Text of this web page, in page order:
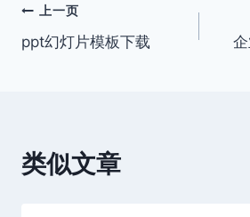
文
章
上一页
ppt幻灯片模板下载
类似文章